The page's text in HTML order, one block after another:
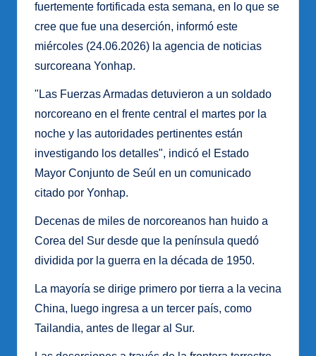
fuertemente fortificada esta semana, en lo que se
cree que fue una deserción, informó este
miércoles (24.06.2026) la agencia de noticias
surcoreana Yonhap.
"Las Fuerzas Armadas detuvieron a un soldado
norcoreano en el frente central el martes por la
noche y las autoridades pertinentes están
investigando los detalles", indicó el Estado
Mayor Conjunto de Seúl en un comunicado
citado por Yonhap.
Decenas de miles de norcoreanos han huido a
Corea del Sur desde que la península quedó
dividida por la guerra en la década de 1950.
La mayoría se dirige primero por tierra a la vecina
China, luego ingresa a un tercer país, como
Tailandia, antes de llegar al Sur.